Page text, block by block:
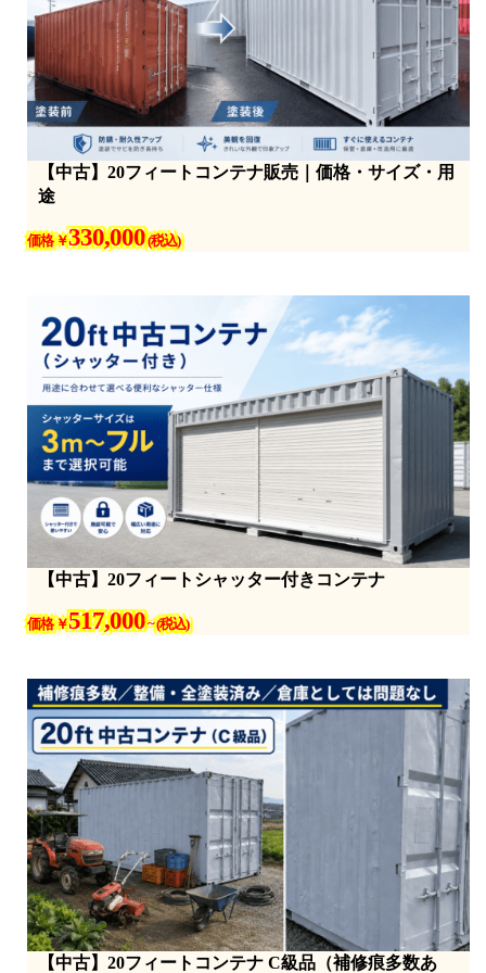
【中古】20フィートコンテナ販売｜価格・サイズ・用
途
価格 ￥330,000(税込)
【中古】20フィートシャッター付きコンテナ
価格 ￥517,000~ (税込)
【中古】20フィートコンテナ C級品（補修痕多数あ